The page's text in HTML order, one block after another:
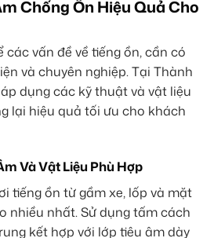
Chống Ồn Hiệu Quả Cho
vấn đề về tiếng ồn, cần có
và chuyên nghiệp. Tại Thành
dụng các kỹ thuật và vật liệu
lại hiệu quả tối ưu cho khách
Và Vật Liệu Phù Hợp
tiếng ồn từ gầm xe, lốp và mặt
nhiều nhất. Sử dụng tấm cách
kết hợp với lớp tiêu âm dày